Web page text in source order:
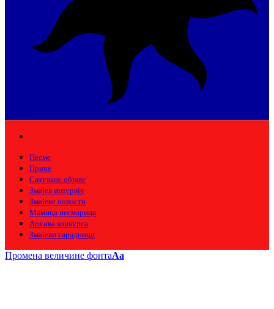
Песме
Приче
Сачуване објаве
Змајев интервју
Змајеве новости
Мамица песмарица
Архива конкурса
Змајеви сарадници
Промена величине фонтаAa